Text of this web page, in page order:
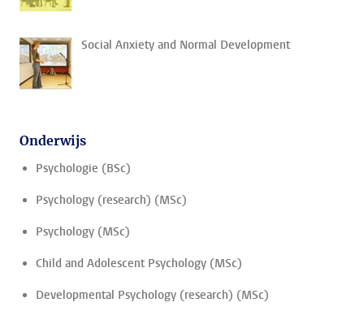
Social Anxiety and Normal Development
Onderwijs
Psychologie (BSc)
Psychology (research) (MSc)
Psychology (MSc)
Child and Adolescent Psychology (MSc)
Developmental Psychology (research) (MSc)